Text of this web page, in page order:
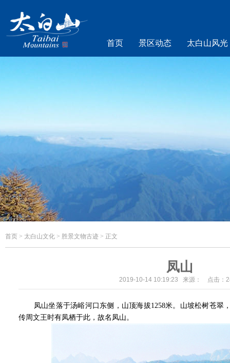
首页 景区动态 太白山风光
首页 > 太白山文化 > 胜景文物古迹 > 正文
凤山
2019-10-14 10:19:23 来源： 点击：
凤山坐落于汤峪河口东侧，山顶海拔1258米。山坡松树苍翠
传周文王时有凤栖于此，故名凤山。